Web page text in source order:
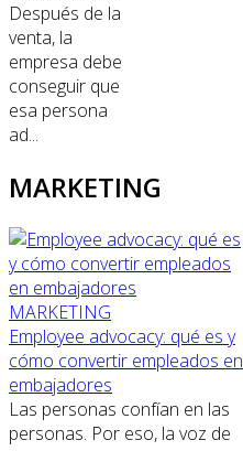
Después de la
venta, la
empresa debe
conseguir que
esa persona
ad...
MARKETING
MARKETING
Employee advocacy: qué es y
cómo convertir empleados en
embajadores
Las personas confían en las
personas. Por eso, la voz de